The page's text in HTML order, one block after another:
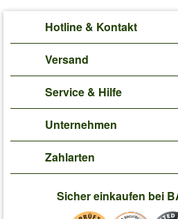
Hotline & Kontakt
Versand
Service & Hilfe
Unternehmen
Zahlarten
Sicher einkaufen bei